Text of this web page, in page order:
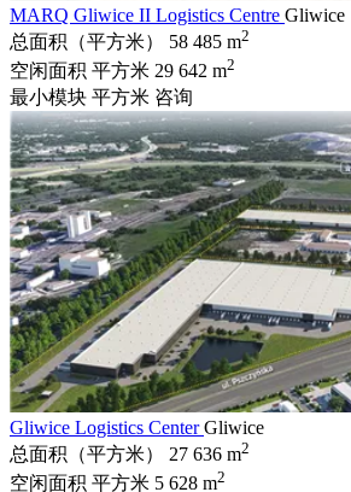
MARQ Gliwice II Logistics Centre Gliwice
总面积（平方米）
58 485 m2
空闲面积 平方米 29 642 m2
最小模块 平方米 咨询
Gliwice Logistics CenterGliwice
总面积（平方米）
27 636 m2
空闲面积 平方米 5 628 m2